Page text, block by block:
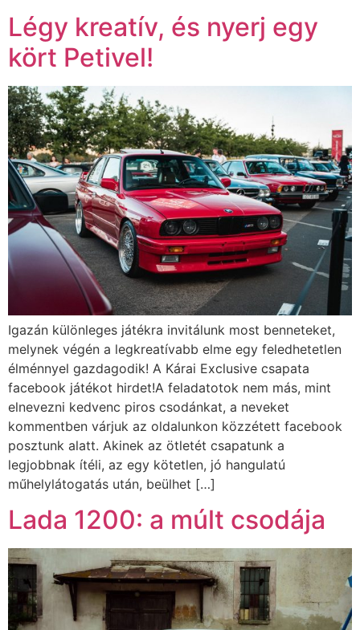
Légy kreatív, és nyerj egy
kört Petivel!
Igazán különleges játékra invitálunk most benneteket,
melynek végén a legkreatívabb elme egy feledhetetlen
élménnyel gazdagodik! A Kárai Exclusive csapata
facebook játékot hirdet!A feladatotok nem más, mint
elnevezni kedvenc piros csodánkat, a neveket
kommentben várjuk az oldalunkon közzétett facebook
posztunk alatt. Akinek az ötletét csapatunk a
legjobbnak ítéli, az egy kötetlen, jó hangulatú
műhelylátogatás után, beülhet […]
Lada 1200: a múlt csodája